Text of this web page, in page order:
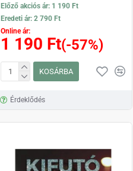
Előző akciós ár: 1 190 Ft
Eredeti ár: 2 790 Ft
Online ár:
1 190 Ft(-57%)
KOSÁRBA
Érdeklődés